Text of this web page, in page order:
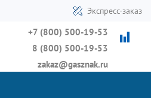
Экспресс-заказ
+7 (800) 500-19-53
8 (800) 500-19-53
zakaz@gasznak.ru